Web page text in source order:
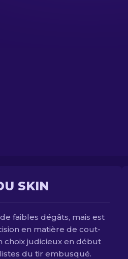
SKIN
faibles dégâts, mais est
en matière de cout-
choix judicieux en début
du tir embusqué.